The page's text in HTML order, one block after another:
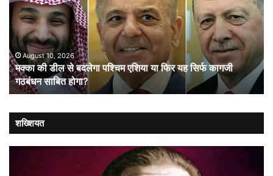
से
बदलेगा
पश्चिम
एशिया
या
फिर
यह
सिर्फ
गठबंधन
साबित
होगा?
August 10, 2026
मक्का की डील से बदलेगा पश्चिम एशिया या फिर यह सिर्फ कागजी
गठबंधन साबित होगा?
शख्शियत